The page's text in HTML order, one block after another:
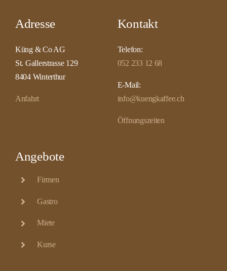
Adresse
Küng & Co AG
St. Gallerstrasse 129
8404 Winterthur
Anfahrt
Kontakt
Telefon:
052 233 12 68
E-Mail:
info@kuengkaffee.ch
Öffnungszeiten
Angebote
Firmen
Gastro
Miete
Kurse